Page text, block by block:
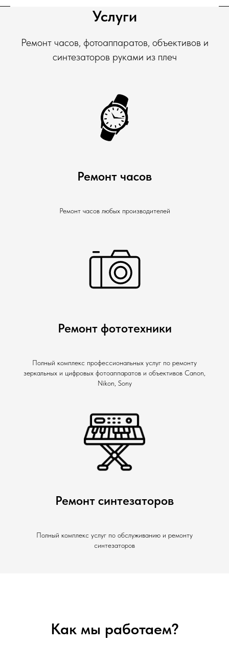
Услуги
Ремонт часов, фотоаппаратов, объективов и
синтезаторов руками из плеч
Ремонт часов
Ремонт часов любых производителей
Ремонт фототехники
Полный комплекс профессиональных услуг по ремонту
зеркальных и цифровых фотоаппаратов и объективов Canon,
Nikon, Sony
Ремонт синтезаторов
Полный комплекс услуг по обслуживанию и ремонту
синтезаторов
Как мы работаем?